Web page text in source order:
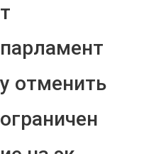
т
парламент
у отменить
ограничен